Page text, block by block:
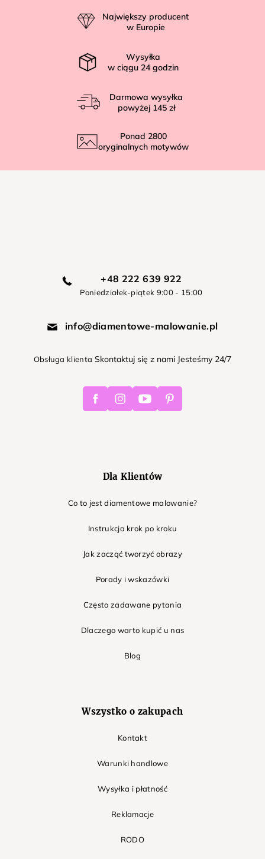
Największy producent
w Europie
Wysyłka
w ciągu 24 godzin
Darmowa wysyłka
powyżej 145 zł
Ponad 2800
oryginalnych motywów
+48 222 639 922
Poniedziałek-piątek 9:00 - 15:00
info@diamentowe-malowanie.pl
Obsługa klienta Skontaktuj się z nami Jesteśmy 24/7
FacebookInstagramYoutube Pinterest
Dla Klientów
Co to jest diamentowe malowanie?
Instrukcja krok po kroku
Jak zacząć tworzyć obrazy
Porady i wskazówki
Często zadawane pytania
Dlaczego warto kupić u nas
Blog
Wszystko o zakupach
Kontakt
Warunki handlowe
Wysyłka i płatność
Reklamacje
RODO